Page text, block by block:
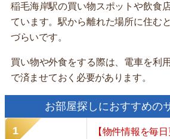
稲毛海岸駅の買い物スポットや飲食
ています。駅から離れた場所に住む
づらいです。
買い物や外食をする際は、電車を利
で済ませておく必要があります。
お部屋探しにおすすめの
【物件情報を毎日